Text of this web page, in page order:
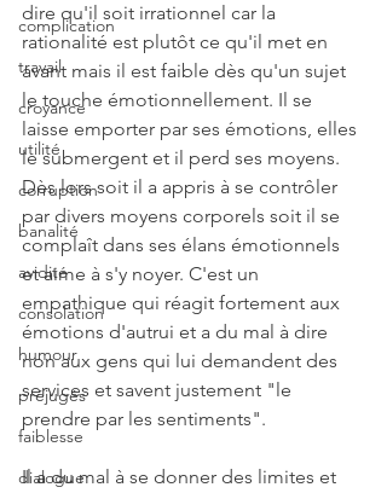
complication
travail
croyance
utilité
corruption
banalité
avidité
consolation
humour
préjugés
faiblesse
dialogue
dire qu'il soit irrationnel car la
rationalité est plutôt ce qu'il met en
avant mais il est faible dès qu'un sujet
le touche émotionnellement. Il se
laisse emporter par ses émotions, elles
le submergent et il perd ses moyens.
Dès lors soit il a appris à se contrôler
par divers moyens corporels soit il se
complaît dans ses élans émotionnels
et aime à s'y noyer. C'est un
empathique qui réagit fortement aux
émotions d'autrui et a du mal à dire
non aux gens qui lui demandent des
services et savent justement "le
prendre par les sentiments".
Il a du mal à se donner des limites et